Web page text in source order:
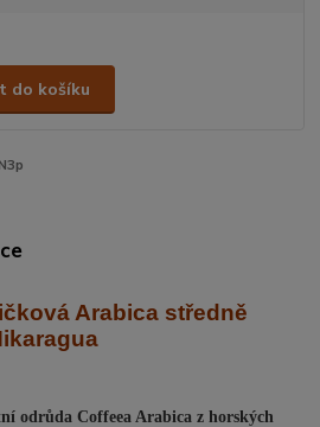
do košíku
Arabica středně
odrůda Coffeea Arabica z horských